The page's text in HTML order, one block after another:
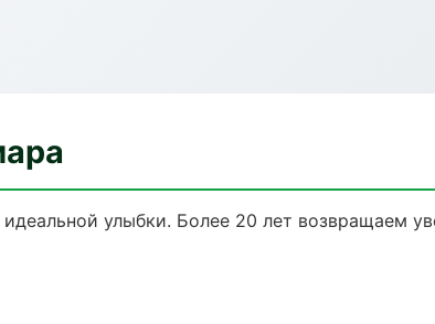
улыбки. Более 20 лет возвращаем